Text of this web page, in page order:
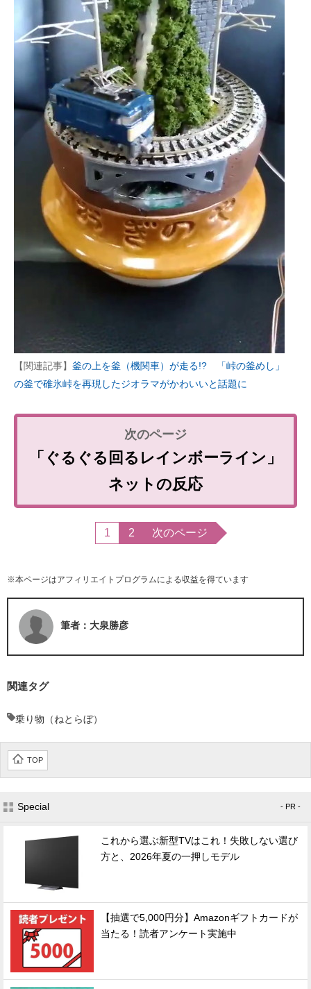
【関連記事】 釜の上を釜（機関車）が走る!? 「峠の釜めし」
の釜で碓氷峠を再現したジオラマがかわいいと話題に
「ぐるぐる回るレインボーライン」
ネットの反応
1 2 次のページ
※本ページはアフィリエイトプログラムによる収益を得ています
筆者：大泉勝彦
関連タグ
乗り物（ねとらぼ）
TOP
Special - PR -
これから選ぶ新型TVはこれ！失敗しない選び
方と、2026年夏の一押しモデル
【抽選で5,000円分】Amazonギフトカードが
当たる！読者アンケート実施中